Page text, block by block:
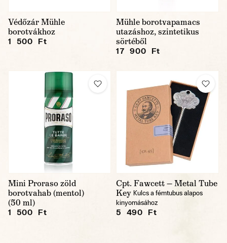
Védőzár Mühle
borotvákhoz
1 500 Ft
Mühle borotvapamacs
utazáshoz, szintetikus
sörtéből
17 900 Ft
Mini Proraso zöld
borotvahab (mentol)
(50 ml)
1 500 Ft
Cpt. Fawcett — Metal Tube
Key Kulcs a fémtubus alapos
kinyomásához
5 490 Ft